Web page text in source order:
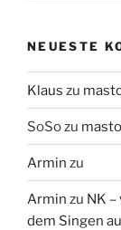
NEUESTE
Klaus zu
SoSozu
Armin zu
Armin zu NK
dem Singen